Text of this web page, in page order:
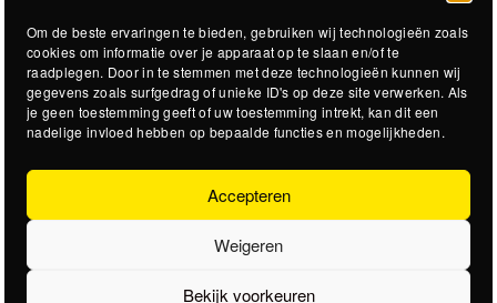
Om de beste ervaringen te bieden, gebruiken wij technologieën zoals
cookies om informatie over je apparaat op te slaan en/of te
raadplegen. Door in te stemmen met deze technologieën kunnen wij
gegevens zoals surfgedrag of unieke ID's op deze site verwerken. Als
je geen toestemming geeft of uw toestemming intrekt, kan dit een
nadelige invloed hebben op bepaalde functies en mogelijkheden.
Accepteren
Weigeren
Bekijk voorkeuren